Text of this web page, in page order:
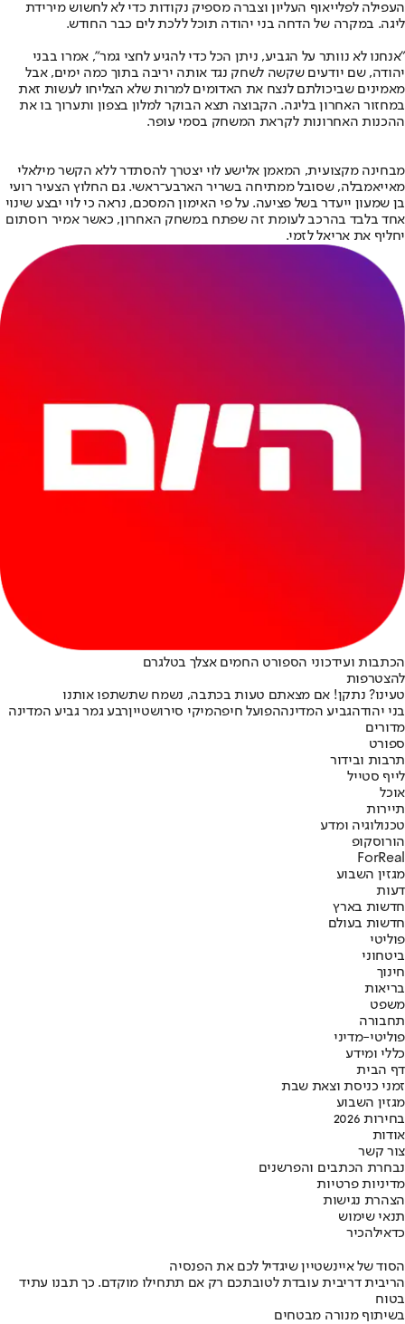
העפילה לפלייאוף העליון וצברה מספיק נקודות כדי לא לחשוש מירידת
ליגה. במקרה של הדחה בני יהודה תוכל ללכת לים כבר החודש.
"אנחנו לא נוותר על הגביע, ניתן הכל כדי להגיע לחצי גמר", אמרו בבני
יהודה, שם יודעים שקשה לשחק נגד אותה יריבה בתוך כמה ימים, אבל
מאמינים שביכולתם לנצח את האדומים למרות שלא הצליחו לעשות זאת
במחזור האחרון בליגה. הקבוצה תצא הבוקר למלון בצפון ותערוך בו את
ההכנות האחרונות לקראת המשחק בסמי עופר.
מבחינה מקצועית, המאמן אלישע לוי יצטרך להסתדר ללא הקשר מילאלי
מאייאמבלה, שסובל ממתיחה בשריר הארבע־ראשי. גם החלוץ הצעיר רועי
בן שמעון ייעדר בשל פציעה. על פי האימון המסכם, נראה כי לוי יבצע שינוי
אחד בלבד בהרכב לעומת זה שפתח במשחק האחרון, כאשר אמיר רוסתום
יחליף את אריאל לזמי.
הכתבות ועידכוני הספורט החמים אצלך בטלגרם
להצטרפות
טעינו? נתקן! אם מצאתם טעות בכתבה, נשמח שתשתפו אותנו
בני יהודהגביע המדינההפועל חיפהמיקי סירושטייןרבע גמר גביע המדינה
מדורים
ספורט
תרבות ובידור
לייף סטייל
אוכל
תיירות
טכנולוגיה ומדע
הורוסקופ
ForReal
מגזין השבוע
דעות
חדשות בארץ
חדשות בעולם
פוליטי
ביטחוני
חינוך
בריאות
משפט
תחבורה
פוליטי-מדיני
כללי ומידע
דף הבית
זמני כניסת וצאת שבת
מגזין השבוע
בחירות 2026
אודות
צור קשר
נבחרת הכתבים והפרשנים
מדיניות פרטיות
הצהרת נגישות
תנאי שימוש
כדאילהכיר
הסוד של איינשטיין שיגדיל לכם את הפנסיה
הריבית דריבית עובדת לטובתכם רק אם תתחילו מוקדם. כך תבנו עתיד
בטוח
בשיתוף מנורה מבטחים